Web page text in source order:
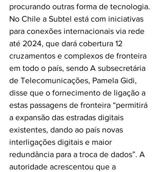
procurando outras forma de tecnologia.
No Chile a Subtel está com iniciativas
para conexões internacionais via rede
até 2024, que dará cobertura 12
cruzamentos e complexos de fronteira
em todo o país, sendo A subsecretária
de Telecomunicações, Pamela Gidi,
disse que o fornecimento de ligação a
estas passagens de fronteira “permitirá
a expansão das estradas digitais
existentes, dando ao país novas
interligações digitais e maior
redundância para a troca de dados”. A
autoridade acrescentou que a